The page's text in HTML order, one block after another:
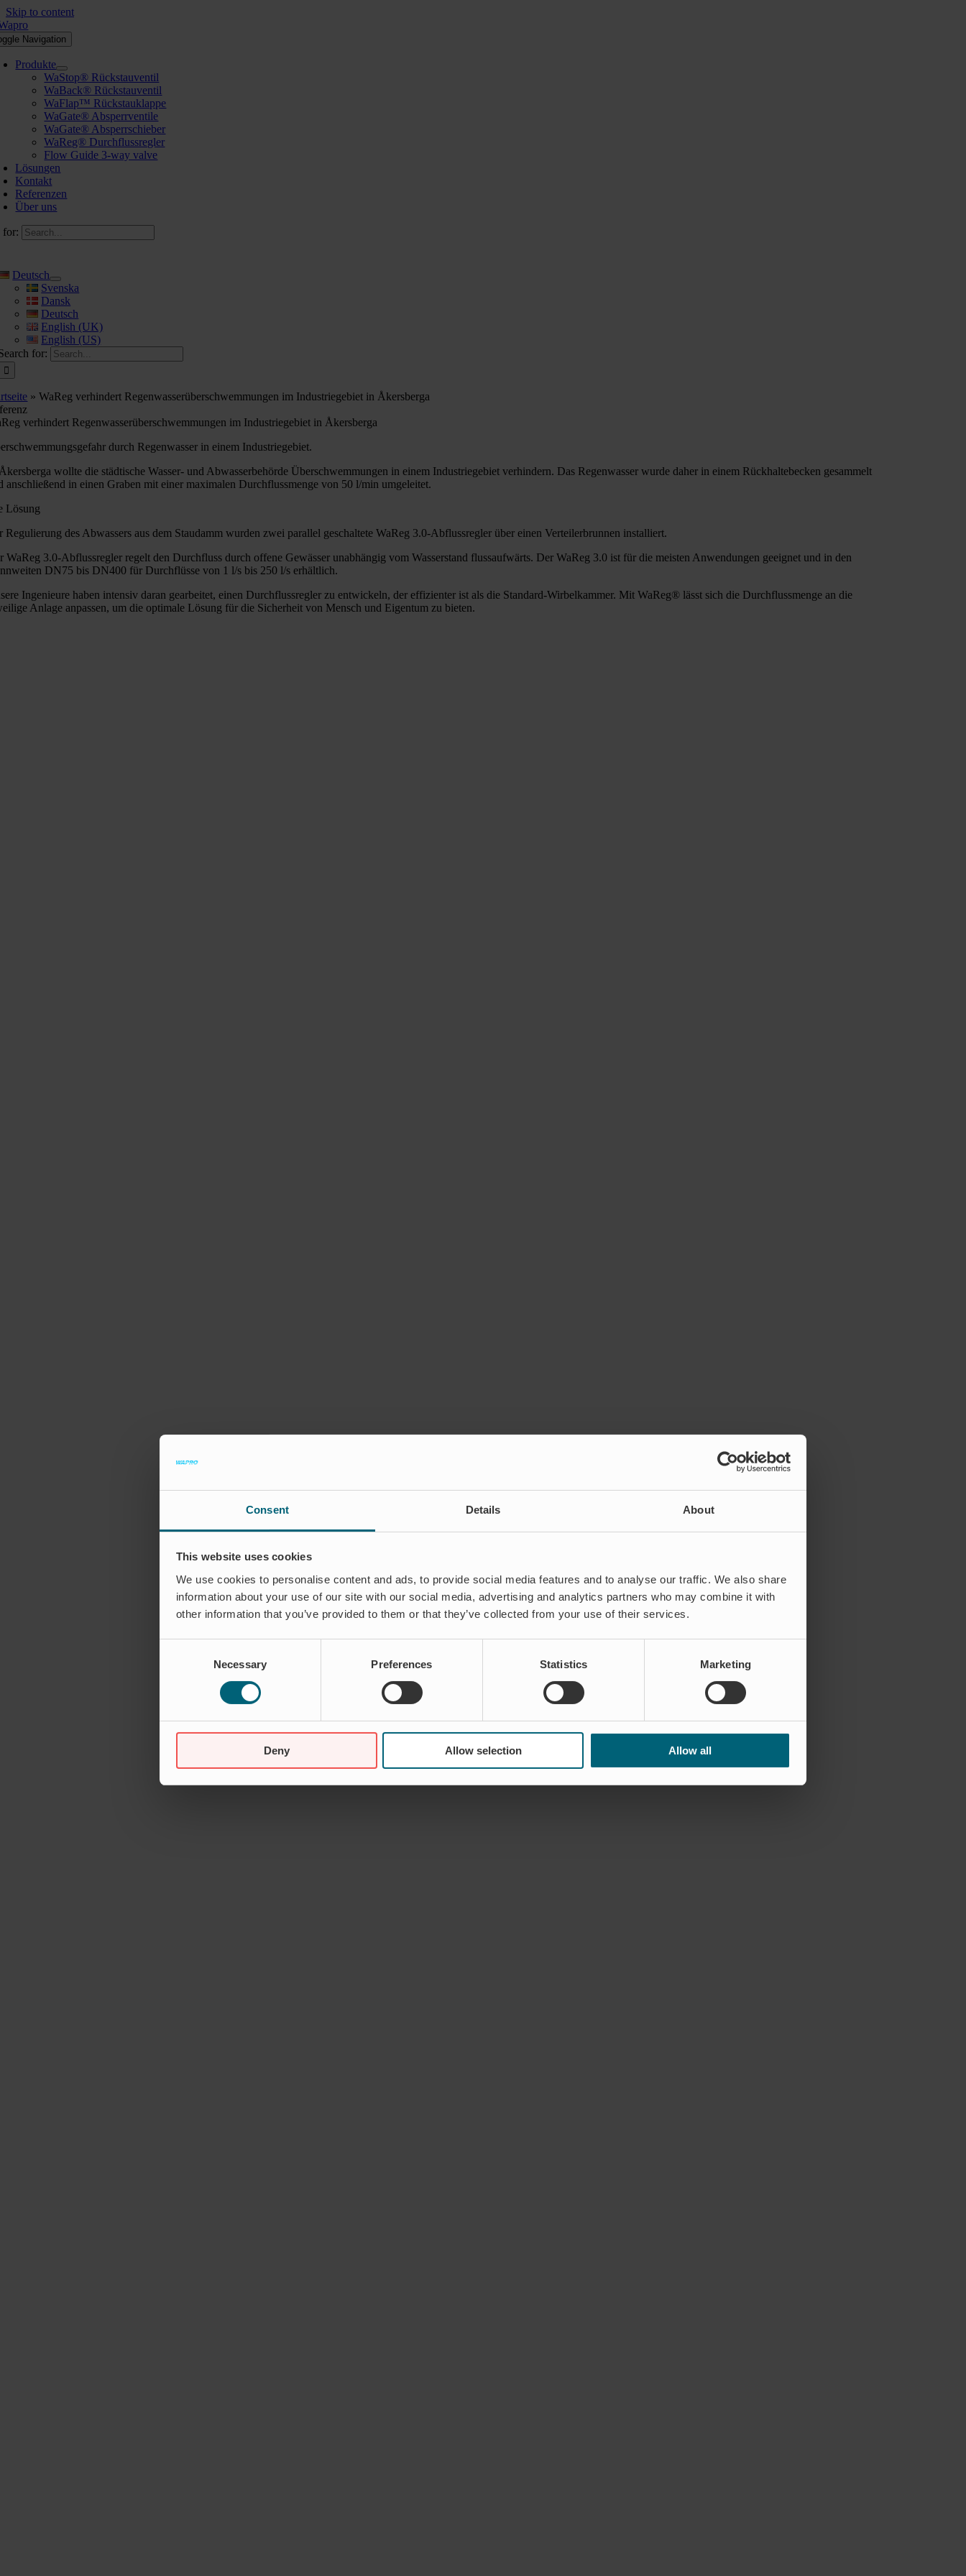
Consent Details About
This website uses cookies
We use cookies to personalise content and ads, to provide social media features and to analyse our traffic. We also share
information about your use of our site with our social media, advertising and analytics partners who may combine it with
other information that you’ve provided to them or that they’ve collected from your use of their services.
Necessary Preferences Statistics Marketing
Deny Allow selection Allow all
Skip to content
Navigation
Produkte
WaStop® Rückstauventil
WaBack® Rückstauventil
WaFlap™ Rückstauklappe
WaGate® Absperrventile
WaGate® Absperrschieber
WaReg® Durchflussregler
Flow Guide 3-way valve
Lösungen
Kontakt
Referenzen
Über uns
for:
Deutsch
Svenska
Dansk
Deutsch
English (UK)
English (US)
for:
»WaReg verhindert Regenwasserüberschwemmungen im Industriegebiet in Åkersberga
verhindert Regenwasserüberschwemmungen im Industriegebiet in Åkersberga
durch Regenwasser in einem Industriegebiet.
wollte die städtische Wasser- und Abwasserbehörde Überschwemmungen in einem Industriegebiet verhindern. Das Regenwasser wurde daher in einem Rückhaltebecken gesammelt
anschließend in einen Graben mit einer maximalen Durchflussmenge von 50 l/min umgeleitet.
Lösung
Regulierung des Abwassers aus dem Staudamm wurden zwei parallel geschaltete WaReg 3.0-Abflussregler über einen Verteilerbrunnen installiert.
WaReg 3.0-Abflussregler regelt den Durchfluss durch offene Gewässer unabhängig vom Wasserstand flussaufwärts. Der WaReg 3.0 ist für die meisten Anwendungen geeignet und in den
DN75 bis DN400 für Durchflüsse von 1 l/s bis 250 l/s erhältlich.
Ingenieure haben intensiv daran gearbeitet, einen Durchflussregler zu entwickeln, der effizienter ist als die Standard-Wirbelkammer. Mit WaReg® lässt sich die Durchflussmenge an die
Anlage anpassen, um die optimale Lösung für die Sicherheit von Mensch und Eigentum zu bieten.